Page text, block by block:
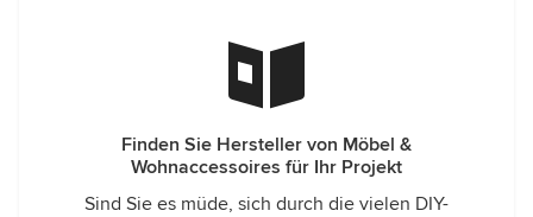
Finden Sie Hersteller von Möbel &
Wohnaccessoires für Ihr Projekt
Sind Sie es müde, sich durch die vielen DIY-